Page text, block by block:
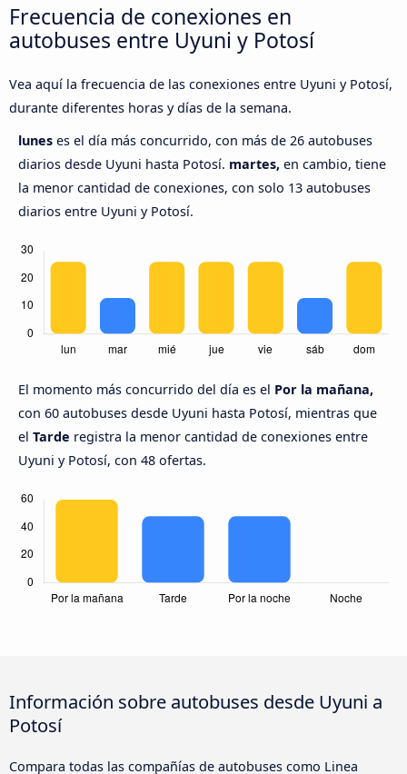
Frecuencia de conexiones en
autobuses entre Uyuni y Potosí
Vea aquí la frecuencia de las conexiones entre Uyuni y Potosí,
durante diferentes horas y días de la semana.
lunes es el día más concurrido, con más de 26 autobuses
diarios desde Uyuni hasta Potosí. martes, en cambio, tiene
la menor cantidad de conexiones, con solo 13 autobuses
diarios entre Uyuni y Potosí.
El momento más concurrido del día es el Por la mañana,
con 60 autobuses desde Uyuni hasta Potosí, mientras que
el Tarde registra la menor cantidad de conexiones entre
Uyuni y Potosí, con 48 ofertas.
Información sobre autobuses desde Uyuni a
Potosí
Compara todas las compañías de autobuses como Linea